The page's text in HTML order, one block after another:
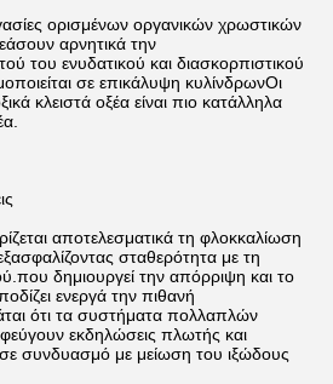
ορισμένων οργανικών χρωστικών
αρνητικά την
του ενυδατικού και διασκορπιστικού
σε επικάλυψη κυλίνδρωνΟι
κλειστά οξέα είναι πιο κατάλληλα
αποτελεσματικά τη φλοκκαλίωση
σταθερότητα με τη
δημιουργεί την απόρριψη και το
ενεργά την πιθανή
ότι τα συστήματα πολλαπλών
εκδηλώσεις πλωτής και
συνδυασμό με μείωση του ιξώδους